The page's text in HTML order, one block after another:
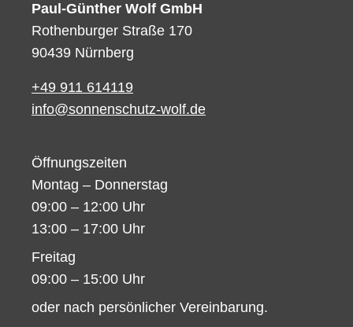
Paul-Günther Wolf GmbH
Rothenburger Straße 170
90439 Nürnberg
+49 911 614119
info@sonnenschutz-wolf.de
Öffnungszeiten
Montag – Donnerstag
09:00 – 12:00 Uhr
13:00 – 17:00 Uhr
Freitag
09:00 – 15:00 Uhr
oder nach persönlicher Vereinbarung.